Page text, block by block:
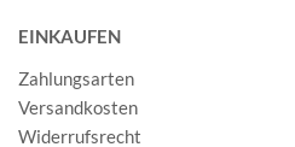
EINKAUFEN
Zahlungsarten
Versandkosten
Widerrufsrecht